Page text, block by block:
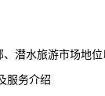
水旅游市场地位
务介绍